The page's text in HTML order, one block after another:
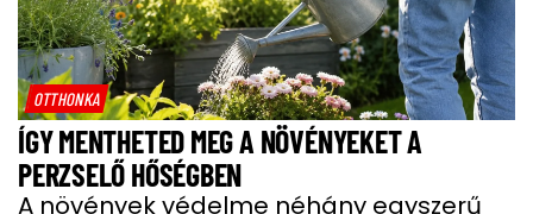
OTTHONKA
ÍGY MENTHETED MEG A NÖVÉNYEKET A
PERZSELŐ HŐSÉGBEN
A növények védelme néhány egyszerű